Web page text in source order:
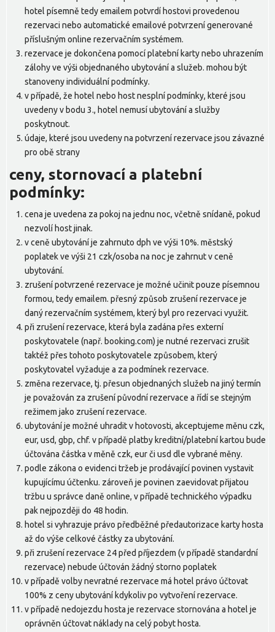
hotel písemně tedy emailem potvrdí hostovi provedenou
rezervaci nebo automatické emailové potvrzení generované
příslušným online rezervačním systémem.
rezervace je dokončena pomocí platební karty nebo uhrazením
zálohy ve výši objednaného ubytování a služeb. mohou být
stanoveny individuální podmínky.
v případě, že hotel nebo host nesplní podmínky, které jsou
uvedeny v bodu 3., hotel nemusí ubytování a služby
poskytnout.
údaje, které jsou uvedeny na potvrzení rezervace jsou závazné
pro obě strany
ceny, stornovací a platební
podmínky:
cena je uvedena za pokoj na jednu noc, včetně snídaně, pokud
nezvolí host jinak.
v ceně ubytování je zahrnuto dph ve výši 10%. městský
poplatek ve výši 21 czk/osoba na noc je zahrnut v ceně
ubytování.
zrušení potvrzené rezervace je možné učinit pouze písemnou
formou, tedy emailem. přesný způsob zrušení rezervace je
daný rezervačním systémem, který byl pro rezervaci využit.
při zrušení rezervace, která byla zadána přes externí
poskytovatele (např. booking.com) je nutné rezervaci zrušit
taktéž přes tohoto poskytovatele způsobem, který
poskytovatel vyžaduje a za podmínek rezervace.
změna rezervace, tj. přesun objednaných služeb na jiný termín
je považován za zrušení původní rezervace a řídí se stejným
režimem jako zrušení rezervace.
ubytování je možné uhradit v hotovosti, akceptujeme měnu czk,
eur, usd, gbp, chf. v případě platby kreditní/platební kartou bude
účtována částka v měně czk, eur či usd dle vybrané měny.
podle zákona o evidenci tržeb je prodávající povinen vystavit
kupujícímu účtenku. zároveň je povinen zaevidovat přijatou
tržbu u správce daně online, v případě technického výpadku
pak nejpozději do 48 hodin.
hotel si vyhrazuje právo předběžné předautorizace karty hosta
až do výše celkové částky za ubytování.
při zrušení rezervace 24 před příjezdem (v případě standardní
rezervace) nebude účtován žádný storno poplatek
v případě volby nevratné rezervace má hotel právo účtovat
100% z ceny ubytování kdykoliv po vytvoření rezervace.
v případě nedojezdu hosta je rezervace stornována a hotel je
oprávněn účtovat náklady na celý pobyt hosta.